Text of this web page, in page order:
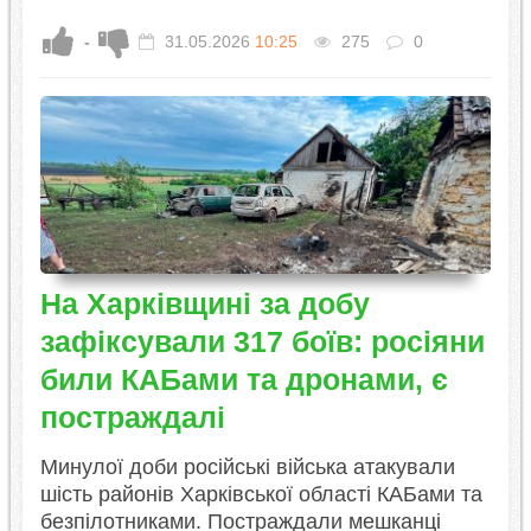
- 31.05.2026 10:25 275 0
На Харківщині за добу
зафіксували 317 боїв: росіяни
били КАБами та дронами, є
постраждалі
Минулої доби російські війська атакували
шість районів Харківської області КАБами та
безпілотниками. Постраждали мешканці